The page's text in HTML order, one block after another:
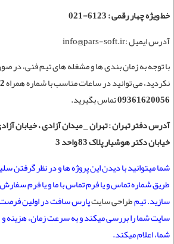
خط ویژه چهار رقمی : 6123-021
آدرس ایمیل :info@pars-soft.ir
با توجه به زمان بندی ها و مشغله های تیم فنی، در
نکردید، می توانید در ساعات مناسب با شماره همراه
09361620056تماس بگیرید.
آدرس دفتر تهران: تهران _ میدان آزادی ، خیابان
خیابان دکتر هوشیار پلاک 83 واحد 3
شما میتوانید با دیدن این پروژه ها و در نظر گرفتن
طریق شماره تماس و یا فرم تماس با ما و یا فرم سفارش
سازید. تیمطراحی سایتپارس سافت در اولین فرصت
سایت شما را بررسی میکند و به سرعت زمان، هزینه و
شما، اعلام میکند.